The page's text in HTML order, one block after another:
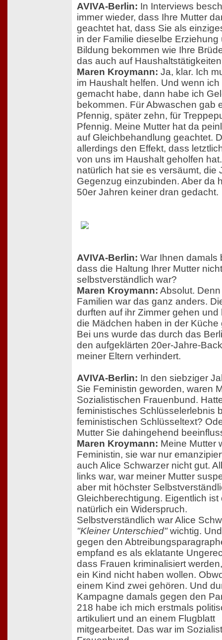
AVIVA-Berlin: In Interviews
immer wieder, dass Ihre Mutter
geachtet hat, dass Sie als
in der Familie dieselbe Erziehung
Bildung bekommen wie Ihre
das auch auf
Maren Kroymann: Ja, klar. Ich
im Haushalt helfen. Und wenn ich
gemacht habe, dann habe ich
bekommen. Für Abwaschen gab
Pfennig, später zehn, für
Pfennig. Meine Mutter hat da
auf Gleichbehandlung geachtet.
allerdings den Effekt, dass
von uns im Haushalt geholfen
natürlich hat sie es versäumt, die
Gegenzug einzubinden. Aber da
50er Jahren keiner dran gedacht.
AVIVA-Berlin: War Ihnen damals
dass die Haltung Ihrer Mutter nicht
selbstverständlich war?
Maren Kroymann: Absolut.
Familien war das ganz anders.
durften auf ihr Zimmer gehen und
die Mädchen haben in der Küche
Bei uns wurde das durch das
den aufgeklärten 20er-Jahre-
meiner Eltern verhindert.
AVIVA-Berlin: In den siebziger
Sie Feministin geworden, waren
Sozialistischen Frauenbund.
feministisches Schlüsselerlebnis
feministischen Schlüsseltext?
Mutter Sie dahingehend
Maren Kroymann: Meine Mutter
Feministin, sie war nur
auch Alice Schwarzer nicht gut.
links war, war meiner Mutter
aber mit höchster
Gleichberechtigung. Eigentlich ist
natürlich ein Widerspruch.
Selbstverständlich war Alice
"Kleiner Unterschied"wichtig.
gegen den
empfand es als eklatante
dass Frauen kriminalisiert
ein Kind nicht haben wollen.
einem Kind zwei gehören. Und
Kampagne damals gegen den
218 habe ich mich erstmals
artikuliert und an einem Flugblatt
mitgearbeitet. Das war im